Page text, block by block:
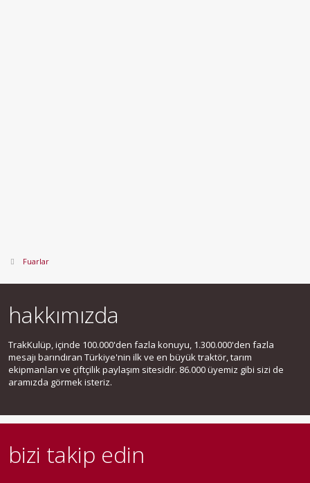
Fuarlar
hakkımızda
TrakKulüp, içinde 100.000'den fazla konuyu, 1.300.000'den fazla
mesajı barındıran Türkiye'nin ilk ve en büyük traktör, tarım
ekipmanları ve çiftçilik paylaşım sitesidir. 86.000 üyemiz gibi sizi de
aramızda görmek isteriz.
bizi takip edin